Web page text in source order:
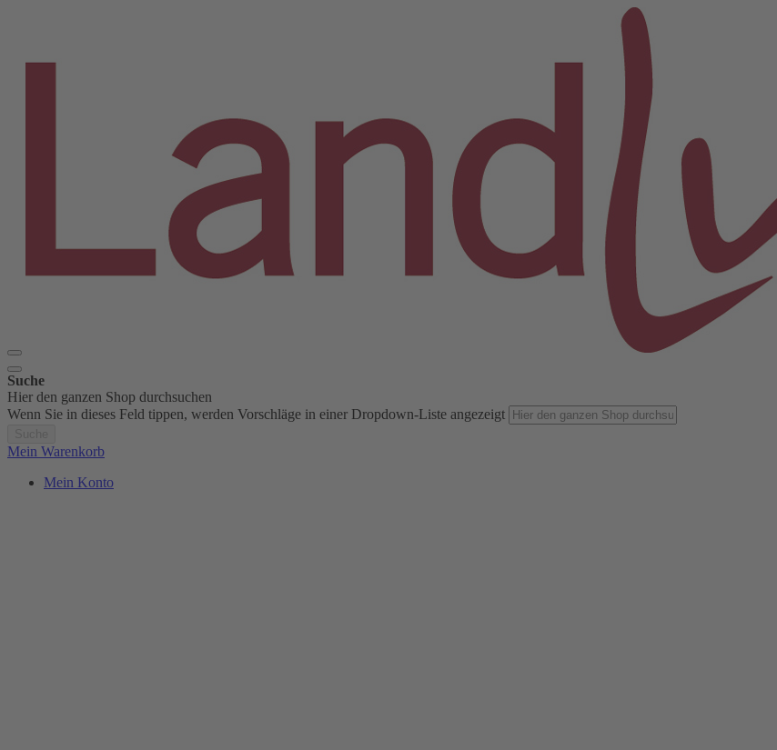
Suche
Hier den ganzen Shop durchsuchen
Wenn Sie in dieses Feld tippen, werden Vorschläge in einer Dropdown-Liste angezeigt
Mein Warenkorb
Mein Konto